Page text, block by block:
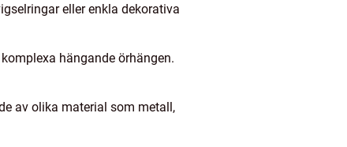
eller enkla dekorativa
hängande örhängen.
av olika material som metall,